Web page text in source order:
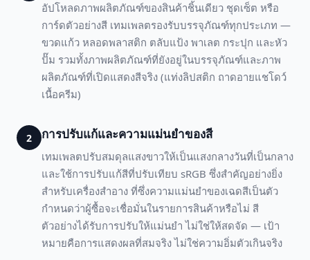
อัปโหลดภาพผลิตภัณฑ์ของสินค้าชิ้นเดียว ชุดเซ็ต หรือ
การ์ดตัวอย่างสี เทมเพลตรองรับบรรจุภัณฑ์ทุกประเภท —
ขวดแก้ว หลอดพลาสติก ตลับแป้ง พาเลต กระปุก และหัว
ปั๊ม รวมทั้งภาพผลิตภัณฑ์ที่ยังอยู่ในบรรจุภัณฑ์และภาพ
ผลิตภัณฑ์ที่เปิดแสดงสีจริง (แท่งลิปสติก ถาดอายแชโดว์
เนื้อครีม)
2 การปรับแก้และความแม่นยำของสี
เทมเพลตปรับสมดุลแสงขาวให้เป็นแสงกลางวันที่เป็นกลาง
และใช้การปรับแก้สีที่ปรับเทียบ sRGB ซึ่งสำคัญอย่างยิ่ง
สำหรับเครื่องสำอาง ที่ซึ่งความแม่นยำของเฉดสีเป็นตัว
กำหนดว่าผู้ซื้อจะเชื่อมั่นในรายการสินค้าหรือไม่ สี
ตัวอย่างได้รับการปรับให้แม่นยำ ไม่ใช่ให้สดจัด — เป้า
หมายคือการแสดงผลที่สมจริง ไม่ใช่ความอิ่มตัวเกินจริง